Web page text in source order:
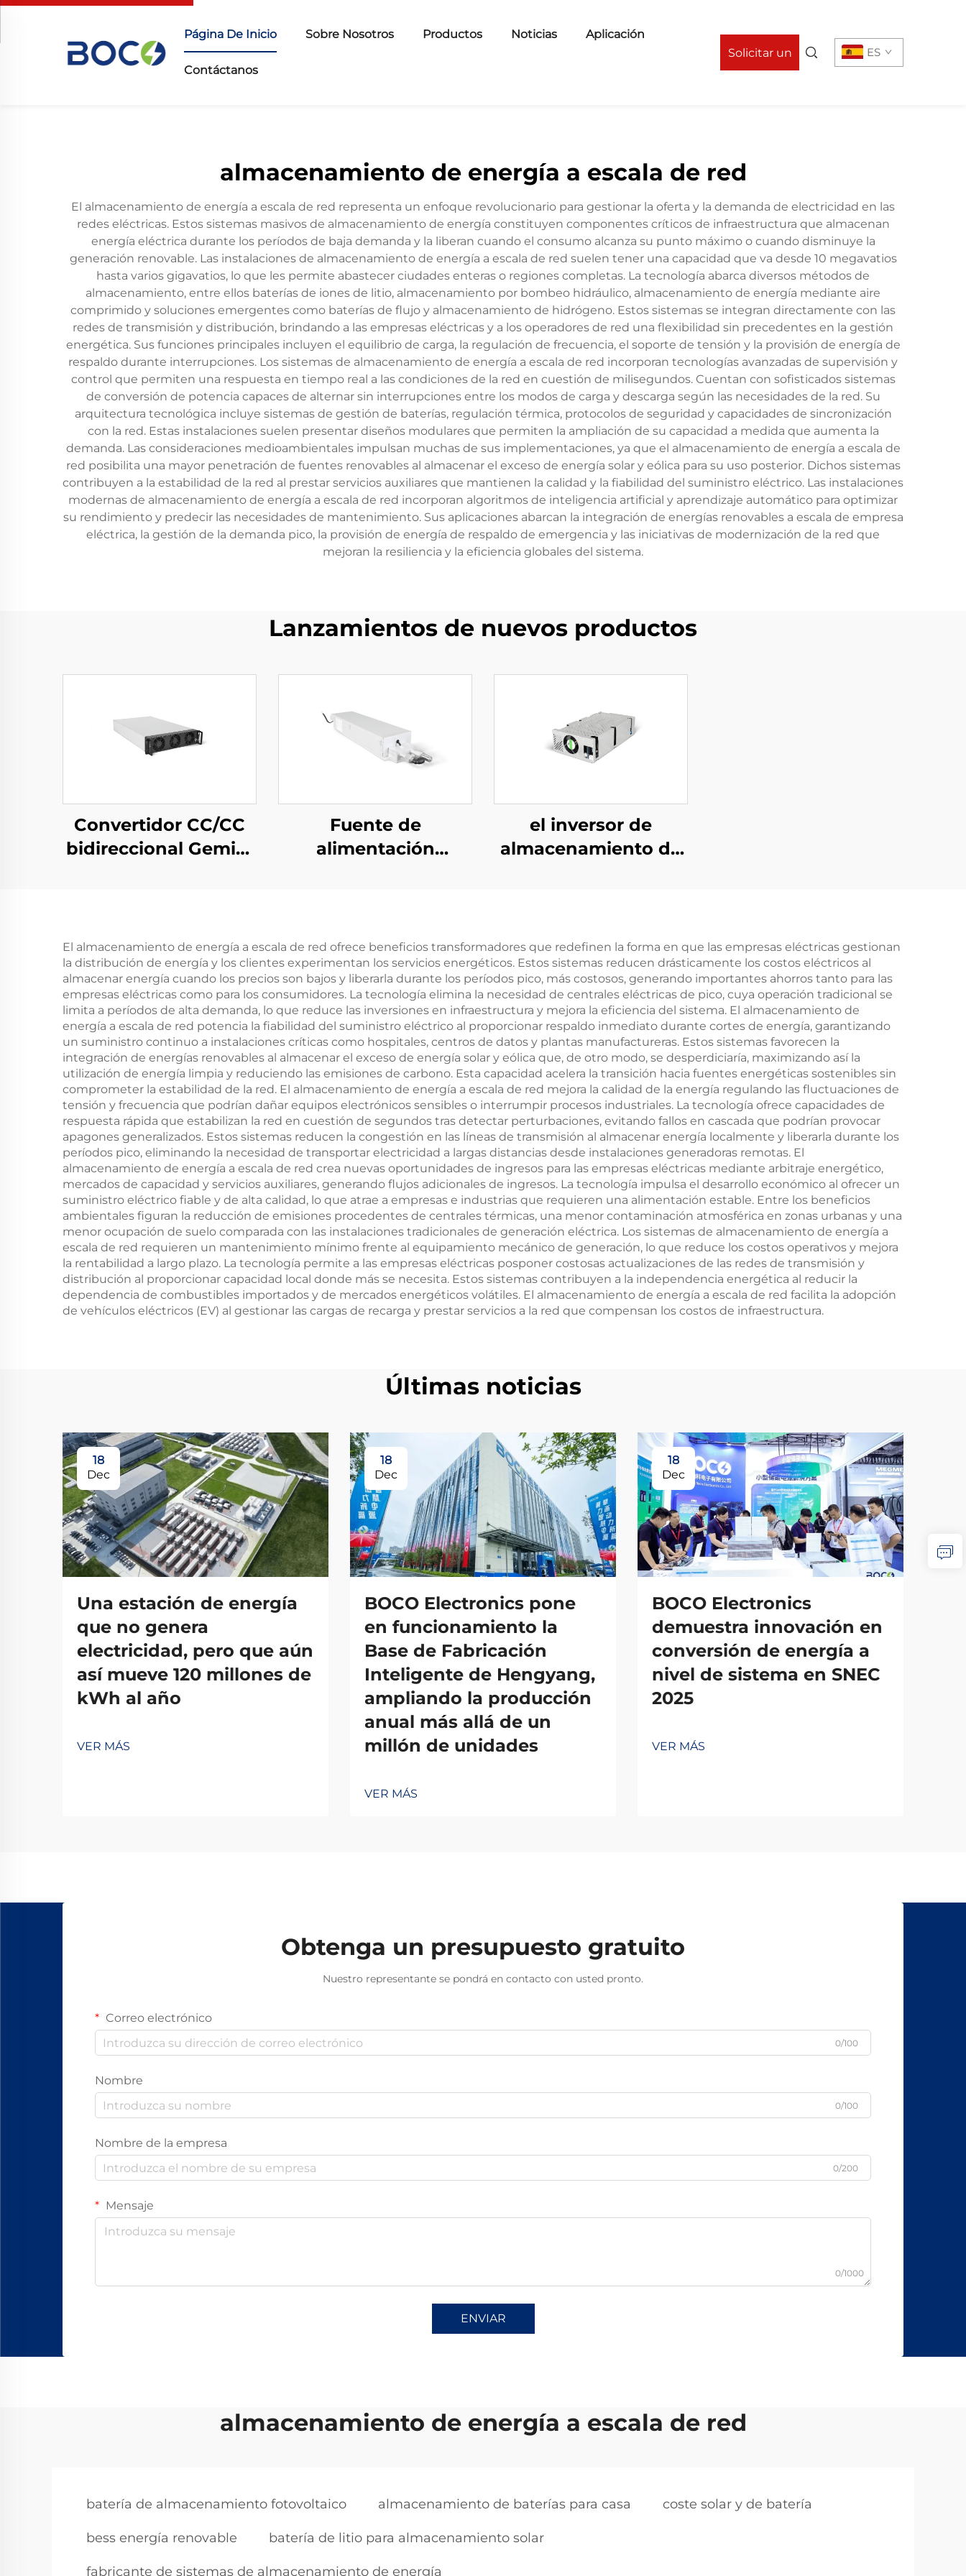
Página De Inicio Sobre Nosotros Productos Noticias Aplicación
Contáctanos
Solicitar un ES
almacenamiento de energía a escala de red
El almacenamiento de energía a escala de red representa un enfoque revolucionario para gestionar la oferta y la demanda de electricidad en las
redes eléctricas. Estos sistemas masivos de almacenamiento de energía constituyen componentes críticos de infraestructura que almacenan
energía eléctrica durante los períodos de baja demanda y la liberan cuando el consumo alcanza su punto máximo o cuando disminuye la
generación renovable. Las instalaciones de almacenamiento de energía a escala de red suelen tener una capacidad que va desde 10 megavatios
hasta varios gigavatios, lo que les permite abastecer ciudades enteras o regiones completas. La tecnología abarca diversos métodos de
almacenamiento, entre ellos baterías de iones de litio, almacenamiento por bombeo hidráulico, almacenamiento de energía mediante aire
comprimido y soluciones emergentes como baterías de flujo y almacenamiento de hidrógeno. Estos sistemas se integran directamente con las
redes de transmisión y distribución, brindando a las empresas eléctricas y a los operadores de red una flexibilidad sin precedentes en la gestión
energética. Sus funciones principales incluyen el equilibrio de carga, la regulación de frecuencia, el soporte de tensión y la provisión de energía de
respaldo durante interrupciones. Los sistemas de almacenamiento de energía a escala de red incorporan tecnologías avanzadas de supervisión y
control que permiten una respuesta en tiempo real a las condiciones de la red en cuestión de milisegundos. Cuentan con sofisticados sistemas
de conversión de potencia capaces de alternar sin interrupciones entre los modos de carga y descarga según las necesidades de la red. Su
arquitectura tecnológica incluye sistemas de gestión de baterías, regulación térmica, protocolos de seguridad y capacidades de sincronización
con la red. Estas instalaciones suelen presentar diseños modulares que permiten la ampliación de su capacidad a medida que aumenta la
demanda. Las consideraciones medioambientales impulsan muchas de sus implementaciones, ya que el almacenamiento de energía a escala de
red posibilita una mayor penetración de fuentes renovables al almacenar el exceso de energía solar y eólica para su uso posterior. Dichos sistemas
contribuyen a la estabilidad de la red al prestar servicios auxiliares que mantienen la calidad y la fiabilidad del suministro eléctrico. Las instalaciones
modernas de almacenamiento de energía a escala de red incorporan algoritmos de inteligencia artificial y aprendizaje automático para optimizar
su rendimiento y predecir las necesidades de mantenimiento. Sus aplicaciones abarcan la integración de energías renovables a escala de empresa
eléctrica, la gestión de la demanda pico, la provisión de energía de respaldo de emergencia y las iniciativas de modernización de la red que
mejoran la resiliencia y la eficiencia globales del sistema.
Lanzamientos de nuevos productos
Convertidor CC/CC
bidireccional Gemini
Fuente de
alimentación
para aplicaciones
especializadas
el inversor de
almacenamiento de
fotovoltaico de 400
W.
El almacenamiento de energía a escala de red ofrece beneficios transformadores que redefinen la forma en que las empresas eléctricas gestionan
la distribución de energía y los clientes experimentan los servicios energéticos. Estos sistemas reducen drásticamente los costos eléctricos al
almacenar energía cuando los precios son bajos y liberarla durante los períodos pico, más costosos, generando importantes ahorros tanto para las
empresas eléctricas como para los consumidores. La tecnología elimina la necesidad de centrales eléctricas de pico, cuya operación tradicional se
limita a períodos de alta demanda, lo que reduce las inversiones en infraestructura y mejora la eficiencia del sistema. El almacenamiento de
energía a escala de red potencia la fiabilidad del suministro eléctrico al proporcionar respaldo inmediato durante cortes de energía, garantizando
un suministro continuo a instalaciones críticas como hospitales, centros de datos y plantas manufactureras. Estos sistemas favorecen la
integración de energías renovables al almacenar el exceso de energía solar y eólica que, de otro modo, se desperdiciaría, maximizando así la
utilización de energía limpia y reduciendo las emisiones de carbono. Esta capacidad acelera la transición hacia fuentes energéticas sostenibles sin
comprometer la estabilidad de la red. El almacenamiento de energía a escala de red mejora la calidad de la energía regulando las fluctuaciones de
tensión y frecuencia que podrían dañar equipos electrónicos sensibles o interrumpir procesos industriales. La tecnología ofrece capacidades de
respuesta rápida que estabilizan la red en cuestión de segundos tras detectar perturbaciones, evitando fallos en cascada que podrían provocar
apagones generalizados. Estos sistemas reducen la congestión en las líneas de transmisión al almacenar energía localmente y liberarla durante los
períodos pico, eliminando la necesidad de transportar electricidad a largas distancias desde instalaciones generadoras remotas. El
almacenamiento de energía a escala de red crea nuevas oportunidades de ingresos para las empresas eléctricas mediante arbitraje energético,
mercados de capacidad y servicios auxiliares, generando flujos adicionales de ingresos. La tecnología impulsa el desarrollo económico al ofrecer un
suministro eléctrico fiable y de alta calidad, lo que atrae a empresas e industrias que requieren una alimentación estable. Entre los beneficios
ambientales figuran la reducción de emisiones procedentes de centrales térmicas, una menor contaminación atmosférica en zonas urbanas y una
menor ocupación de suelo comparada con las instalaciones tradicionales de generación eléctrica. Los sistemas de almacenamiento de energía a
escala de red requieren un mantenimiento mínimo frente al equipamiento mecánico de generación, lo que reduce los costos operativos y mejora
la rentabilidad a largo plazo. La tecnología permite a las empresas eléctricas posponer costosas actualizaciones de las redes de transmisión y
distribución al proporcionar capacidad local donde más se necesita. Estos sistemas contribuyen a la independencia energética al reducir la
dependencia de combustibles importados y de mercados energéticos volátiles. El almacenamiento de energía a escala de red facilita la adopción
de vehículos eléctricos (EV) al gestionar las cargas de recarga y prestar servicios a la red que compensan los costos de infraestructura.
Últimas noticias
18
Dec
Una estación de energía
que no genera
electricidad, pero que aún
así mueve 120 millones de
kWh al año
VER MÁS
18
Dec
BOCO Electronics pone
en funcionamiento la
Base de Fabricación
Inteligente de Hengyang,
ampliando la producción
anual más allá de un
millón de unidades
VER MÁS
18
Dec
BOCO Electronics
demuestra innovación en
conversión de energía a
nivel de sistema en SNEC
2025
VER MÁS
Obtenga un presupuesto gratuito
Nuestro representante se pondrá en contacto con usted pronto.
Correo electrónico
0/100
Nombre
0/100
Nombre de la empresa
0/200
Mensaje
0/1000
ENVIAR
almacenamiento de energía a escala de red
batería de almacenamiento fotovoltaico almacenamiento de baterías para casa coste solar y de batería
bess energía renovable batería de litio para almacenamiento solar
fabricante de sistemas de almacenamiento de energía